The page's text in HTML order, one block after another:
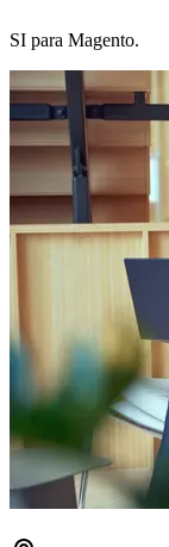
SI para Magento.